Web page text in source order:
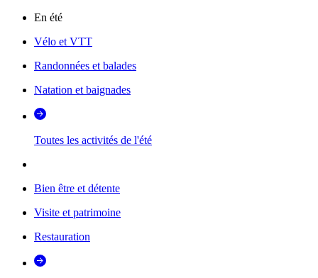
En été
Vélo et VTT
Randonnées et balades
Natation et baignades
Toutes les activités de l'été
Bien être et détente
Visite et patrimoine
Restauration